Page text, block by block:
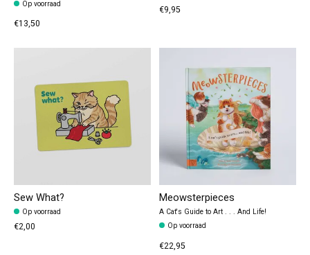
Op voorraad
€13,50
€9,95
Sew What?
Op voorraad
€2,00
Meowsterpieces
A Cat's Guide to Art . . . And Life!
Op voorraad
€22,95